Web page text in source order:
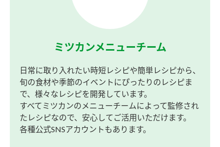
ミツカンメニューチーム
日常に取り入れたい時短レシピや簡単レシピから、
旬の食材や季節のイベントにぴったりのレシピま
で、様々なレシピを開発しています。
すべてミツカンのメニューチームによって監修され
たレシピなので、安心してご活用いただけます。
各種公式SNSアカウントもあります。